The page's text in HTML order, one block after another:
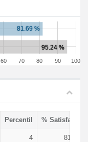
60 70 80 90 100
Percentil % Satisfacción
4 81,69 %